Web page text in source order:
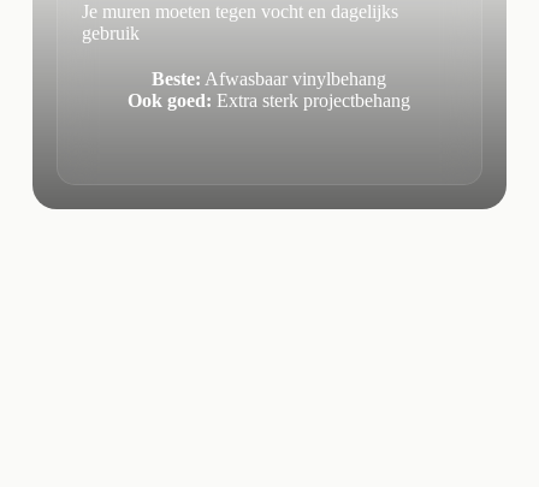
Je muren moeten tegen vocht en dagelijks
gebruik
Beste: Afwasbaar vinylbehang
Ook goed: Extra sterk projectbehang